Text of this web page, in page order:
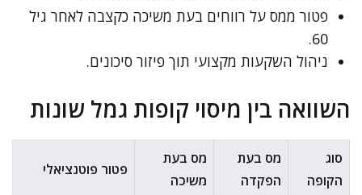
פטור ממס על רווחים בעת משיכה כקצבה לאחר גיל
60.
ניהול השקעות מקצועי תוך פיזור סיכונים.
השוואה בין מיסוי קופות גמל שונות
סוג
הקופה
מס בעת
הפקדה
מס בעת
משיכה
פטור פוטנציאלי